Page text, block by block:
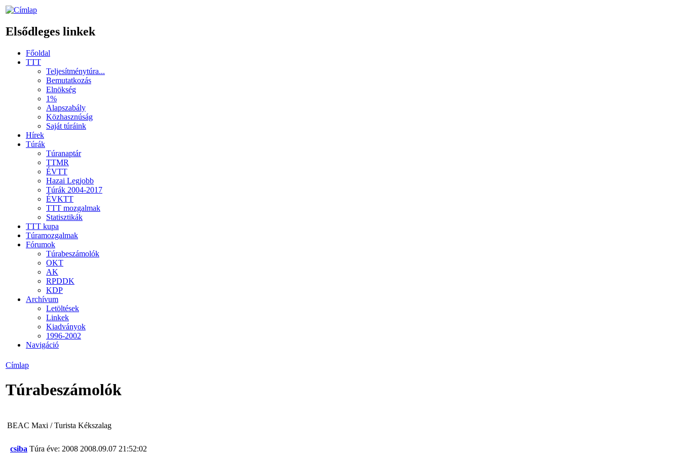
Elsődleges linkek
Főoldal
TTT
Teljesítménytúra...
Bemutatkozás
Elnökség
1%
Alapszabály
Közhasznúság
Saját túráink
Hírek
Túrák
Túranaptár
TTMR
ÉVTT
Hazai Legjobb
Túrák 2004-2017
ÉVKTT
TTT mozgalmak
Statisztikák
TTT kupa
Túramozgalmak
Fórumok
Túrabeszámolók
OKT
AK
RPDDK
KDP
Archívum
Letöltések
Linkek
Kiadványok
1996-2002
Navigáció
Címlap
Túrabeszámolók
BEAC Maxi / Turista Kékszalag
csiba Túra éve: 2008 2008.09.07 21:52:02